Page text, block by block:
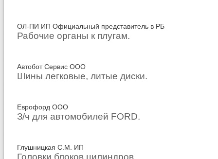
ОЛ-ПИ ИП Официальный представитель в РБ
Рабочие органы к плугам.
Автобот Сервис ООО
Шины легковые, литые диски.
Еврофорд ООО
З/ч для автомобилей FORD.
Глушницкая С.М. ИП
Головки блоков цилиндров.